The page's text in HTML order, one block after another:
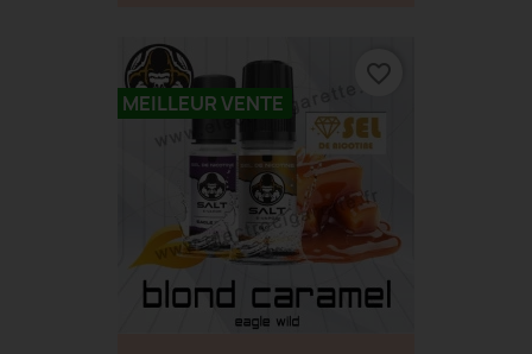
MEILLEUR VENTE
favorite_border